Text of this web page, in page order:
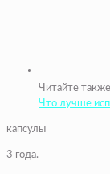
Читайте
Что лучше
капсулы
3 года.